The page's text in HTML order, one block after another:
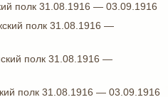
полк 31.08.1916 — 03.09.1916
полк 31.08.1916 —
полк 31.08.1916 —
полк 31.08.1916 — 03.09.1916